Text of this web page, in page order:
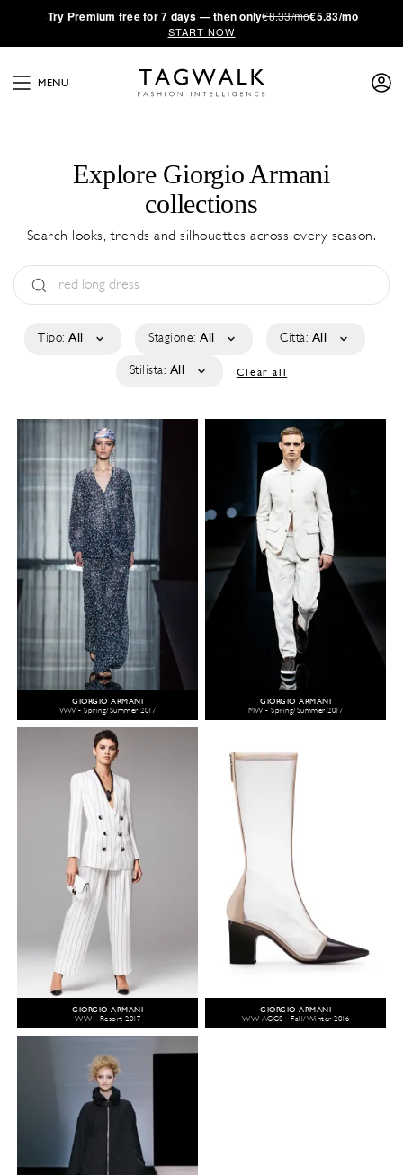
·Try Premium free for 7 days — then only€8.33/mo€5.83/mo
START NOW
MENU
Explore Giorgio Armani
collections
Search looks, trends and silhouettes across every season.
Tipo: All Stagione: All Città: All
Stilista: All Clear all
GIORGIO ARMANI
WW - Spring/Summer 2017
GIORGIO ARMANI
MW - Spring/Summer 2017
GIORGIO ARMANI
WW - Resort 2017
GIORGIO ARMANI
WW ACCS - Fall/Winter 2016